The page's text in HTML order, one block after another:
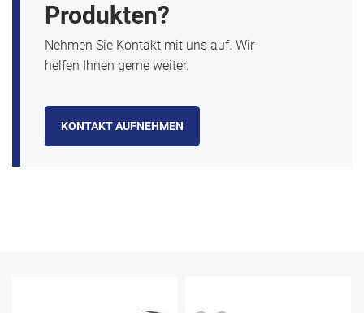
Produkten?
Nehmen Sie Kontakt mit uns auf. Wir
helfen Ihnen gerne weiter.
KONTAKT AUFNEHMEN